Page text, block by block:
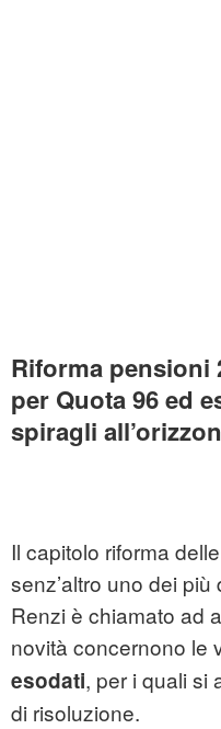
Riforma pensioni
per Quota 96 ed
spiragli
Il capitolo riforma delle
senz’altro uno dei
Renzi è chiamato ad
novità concernono le
esodati, per i quali si
di risoluzione.